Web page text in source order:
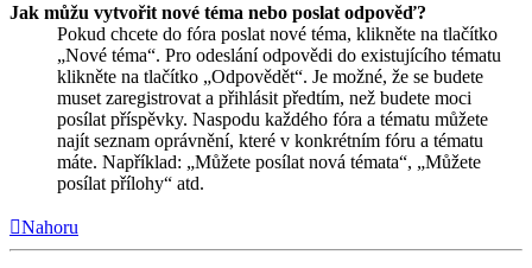
Jak můžu vytvořit nové téma nebo poslat odpověď?
Pokud chcete do fóra poslat nové téma, klikněte na tlačítko
„Nové téma“. Pro odeslání odpovědi do existujícího tématu
klikněte na tlačítko „Odpovědět“. Je možné, že se budete
muset zaregistrovat a přihlásit předtím, než budete moci
posílat příspěvky. Naspodu každého fóra a tématu můžete
najít seznam oprávnění, které v konkrétním fóru a tématu
máte. Například: „Můžete posílat nová témata“, „Můžete
posílat přílohy“ atd.
Nahoru